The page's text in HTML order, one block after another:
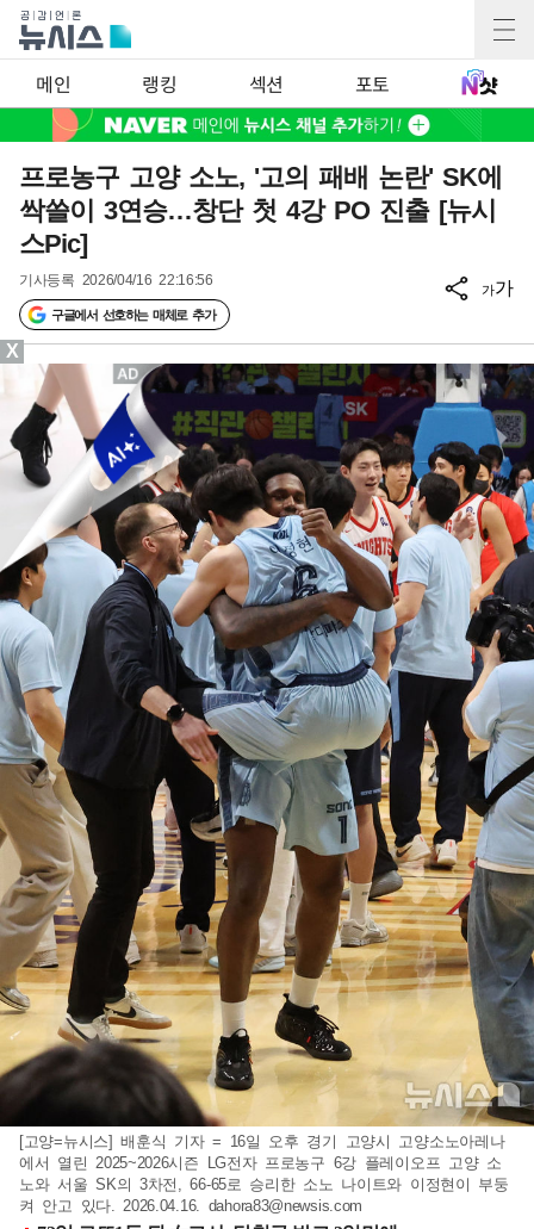
메인 랭킹 섹션 포토
프로농구 고양 소노, '고의 패배 논란' SK에
싹쓸이 3연승…창단 첫 4강 PO 진출 [뉴시
스Pic]
기사등록 2026/04/16 22:16:56
구글에서 선호하는 매체로 추가
가가
[고양=뉴시스] 배훈식 기자 = 16일 오후 경기 고양시 고양소노아레나
에서 열린 2025~2026시즌 LG전자 프로농구 6강 플레이오프 고양 소
노와 서울 SK의 3차전, 66-65로 승리한 소노 나이트와 이정현이 부둥
켜 안고 있다. 2026.04.16. dahora83@newsis.com
X